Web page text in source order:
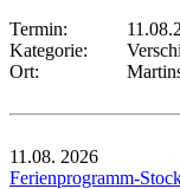
Termin:
Kategorie:
Ort:
11.08. 2026
Ferienprogramm-